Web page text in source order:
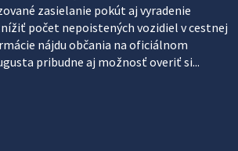
zasielanie pokút aj vyradenie
počet nepoistených vozidiel v cestnej
nájdu občania na oficiálnom
pribudne aj možnosť overiť si...